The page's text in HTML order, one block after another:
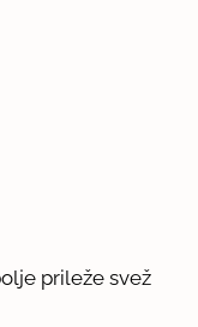
prileže svež